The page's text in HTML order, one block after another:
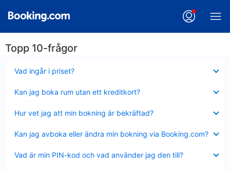
Topp 10-frågor
Vad ingår i priset?
mindre
Kan jag boka rum utan ett kreditkort?
mindre
Hur vet jag att min bokning är bekräftad?
mindre
Kan jag avboka eller ändra min bokning via Booking.com?
mindre
Vad är min PIN-kod och vad använder jag den till?
mindre